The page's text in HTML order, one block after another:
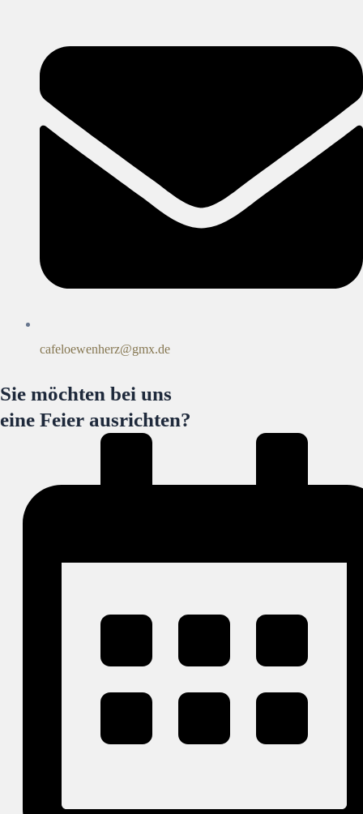
cafeloewenherz@gmx.de
Sie möchten bei uns
eine Feier ausrichten?